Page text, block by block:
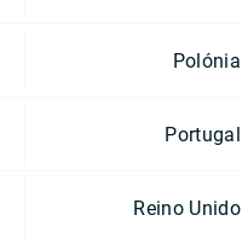
Polónia
Portugal
Reino Unido